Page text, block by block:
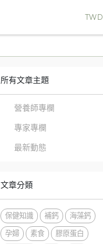
TWD
所有文章主題
營養師專欄
專家專欄
最新動態
文章分類
保健知識 補鈣
海藻鈣
孕婦
素食
膠原蛋白